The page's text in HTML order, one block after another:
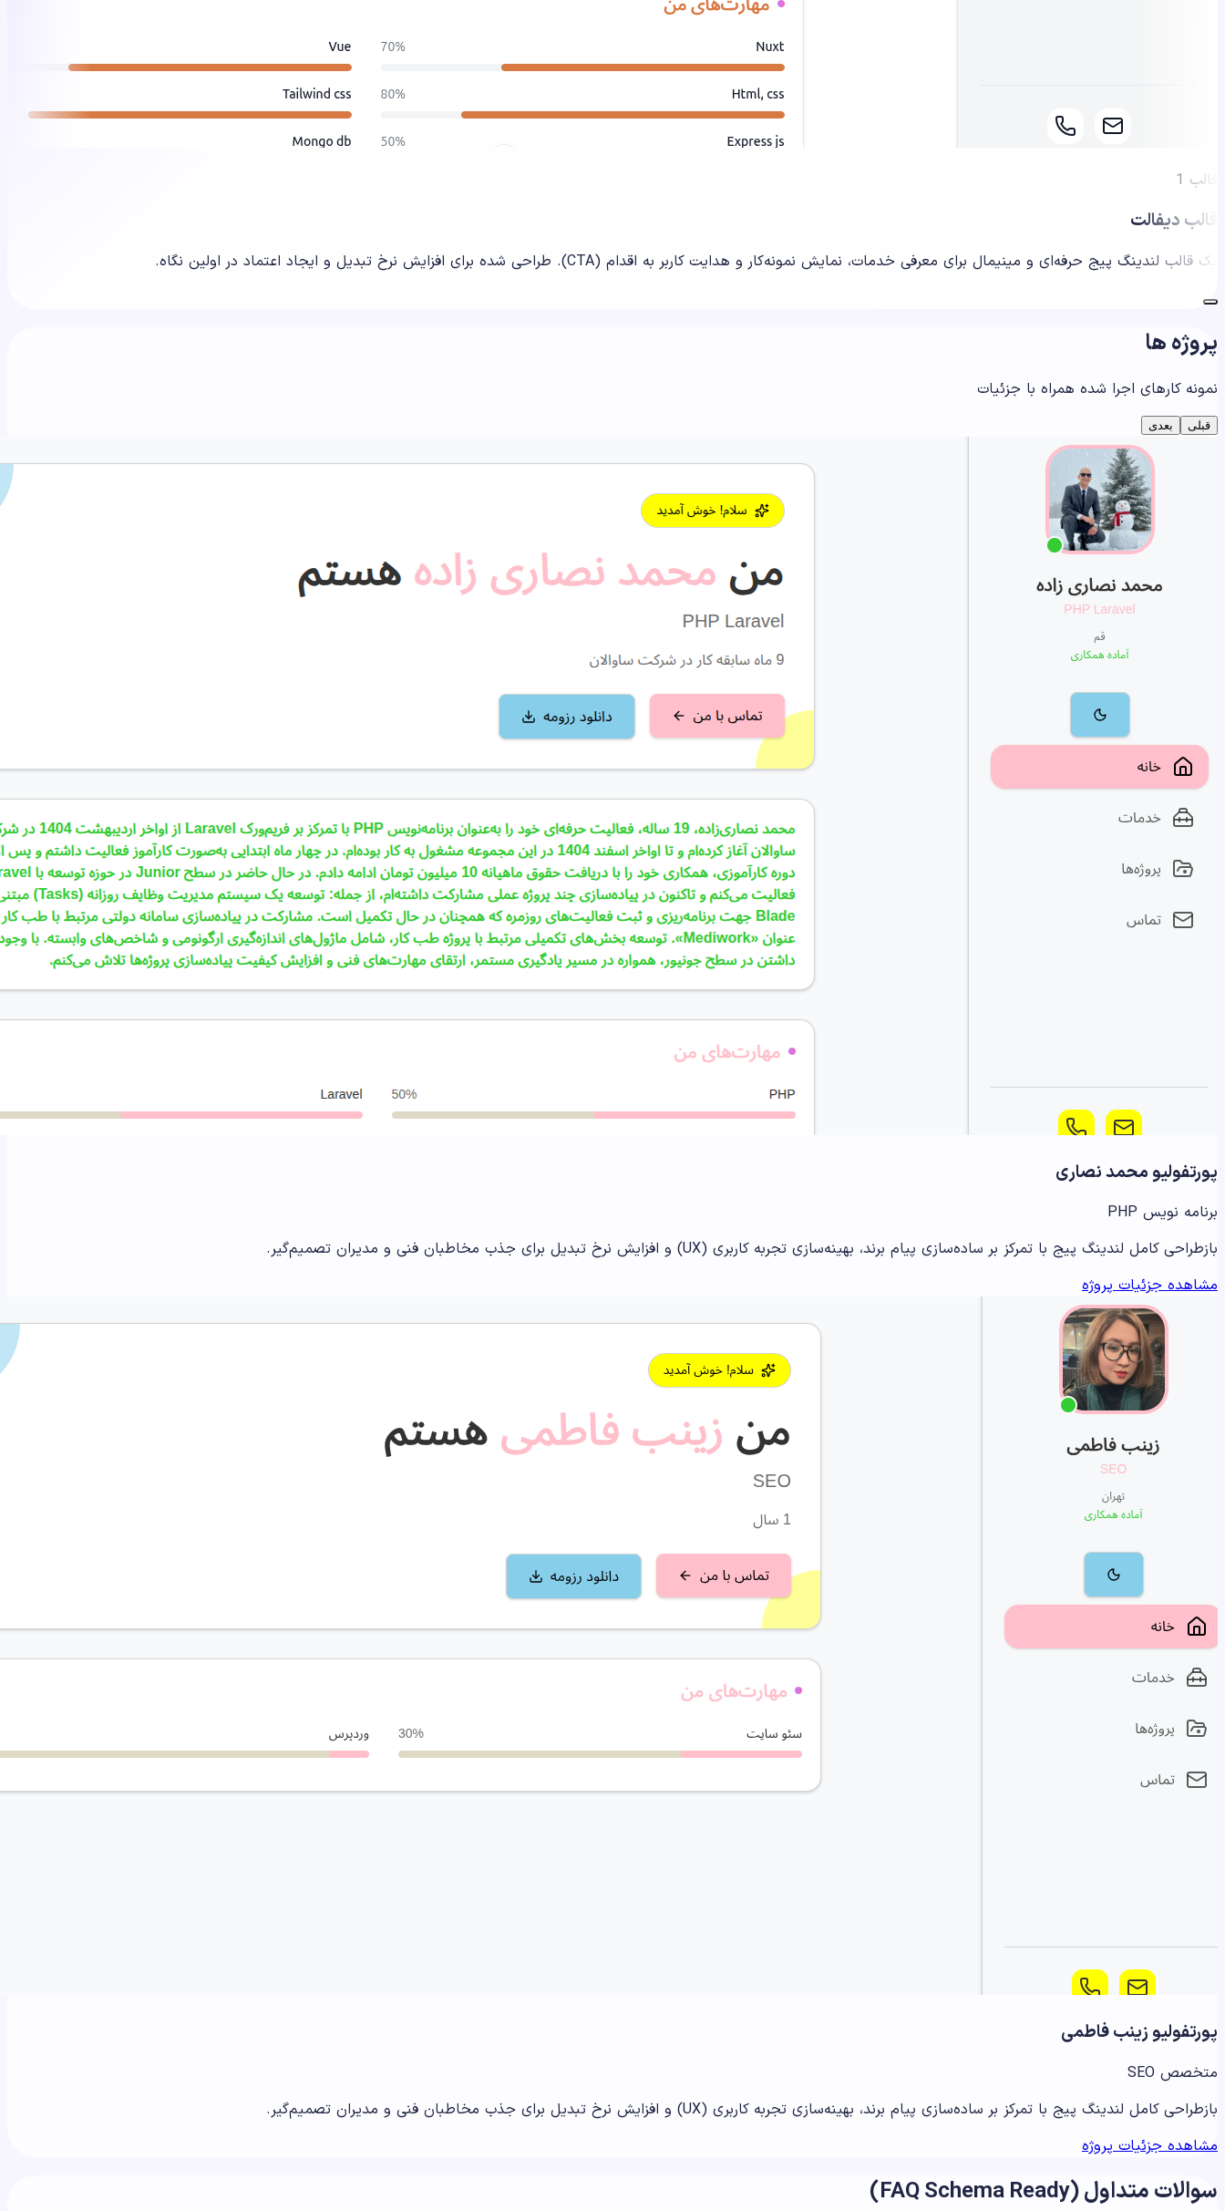
قالب 1
قالب دیفالت
یک قالب لندینگ پیج حرفه‌ای و مینیمال برای معرفی خدمات، نمایش نمونه‌کار و هدایت کاربر به اقدام (CTA). طراحی شده برای افزایش نرخ تبدیل و ایجاد اعتماد در اولین نگاه.
پروژه ها
نمونه کارهای اجرا شده همراه با جزئیات
قبلی بعدی
پورتفولیو محمد نصاری
برنامه نویس PHP
بازطراحی کامل لندینگ پیج با تمرکز بر ساده‌سازی پیام برند، بهینه‌سازی تجربه کاربری (UX) و افزایش نرخ تبدیل برای جذب مخاطبان فنی و مدیران تصمیم‌گیر.
مشاهده جزئیات پروژه
پورتفولیو زینب فاطمی
متخصص SEO
بازطراحی کامل لندینگ پیج با تمرکز بر ساده‌سازی پیام برند، بهینه‌سازی تجربه کاربری (UX) و افزایش نرخ تبدیل برای جذب مخاطبان فنی و مدیران تصمیم‌گیر.
مشاهده جزئیات پروژه
سوالات متداول (FAQ Schema Ready)